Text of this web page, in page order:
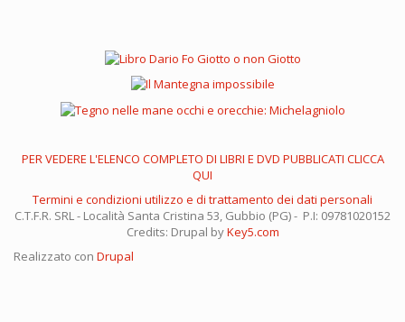
PER VEDERE L'ELENCO COMPLETO DI LIBRI E DVD PUBBLICATI CLICCA
QUI
Termini e condizioni utilizzo e di trattamento dei dati personali
C.T.F.R. SRL - Località Santa Cristina 53, Gubbio (PG) - P.I: 09781020152
Credits: Drupal byKey5.com
Realizzato con Drupal